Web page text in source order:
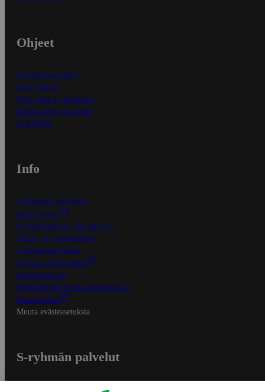
Ohjeet
Ensitilaajan ohjeet
Näin maksat
Näin tilaat ja muokkaat
Kaikki ohjeet ja vinkit
In English
Info
S-Business yrityksille
Oiva-raportit
Osuuskauppojen yhteystiedot
Tilaus- ja toimitusehdot
Tietosuojakäytäntö
Palvelun käyttöehdot
Saavutettavuus
Mobiilisovelluksen saavutettavuus
Mainostajalle
Muuta evästeasetuksia
S-ryhmän palvelut